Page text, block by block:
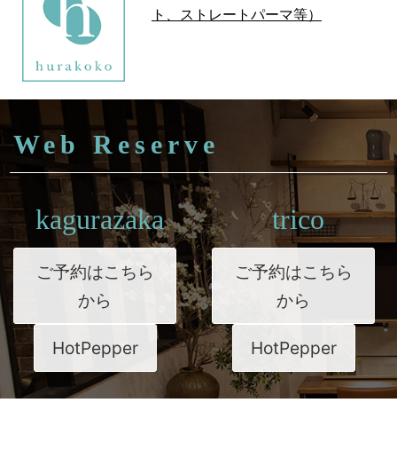
ト、ストレートパーマ等）
Web Reserve
kagurazaka
ご予約はこちら
から
HotPepper
trico
ご予約はこちら
から
HotPepper